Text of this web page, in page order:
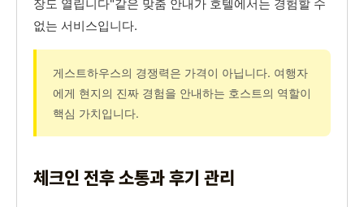
장도 열립니다"같은 맞춤 안내가 호텔에서는 경험할 수
없는 서비스입니다.
게스트하우스의 경쟁력은 가격이 아닙니다. 여행자
에게 현지의 진짜 경험을 안내하는 호스트의 역할이
핵심 가치입니다.
체크인 전후 소통과 후기 관리